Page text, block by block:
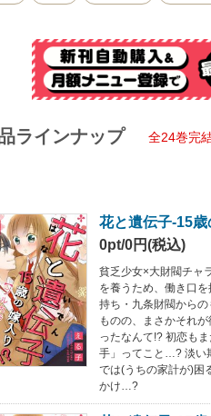
ラインナップ 全24巻完
花と遺伝子-15
0pt/0円(税込)
貧乏少女×大財閥チャ
を養うため、働き口
持ち・九条財閥から
ものの、まさかそれ
ったなんて!? 初恋も
手」ってこと…? 淡い
では(うちの家計が)困
かけ…?